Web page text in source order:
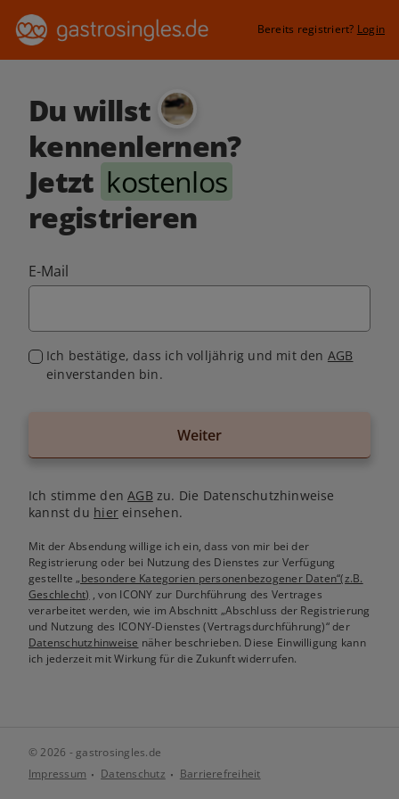
Bereits registriert? Login
Du willst
kennenlernen?
Jetzt kostenlos
registrieren
E-Mail
Ich bestätige, dass ich volljährig und mit den AGB
einverstanden bin.
Weiter
Ich stimme denAGB zu. Die Datenschutzhinweise
kannst du hiereinsehen.
Mit der Absendung willige ich ein, dass von mir bei der
Registrierung oder bei Nutzung des Dienstes zur Verfügung
gestellte„besondere Kategorien personenbezogener Daten“(z.B.
Geschlecht) , von ICONY zur Durchführung des Vertrages
verarbeitet werden, wie im Abschnitt „Abschluss der Registrierung
und Nutzung des ICONY-Dienstes (Vertragsdurchführung)“ der
Datenschutzhinweise näher beschrieben. Diese Einwilligung kann
ich jederzeit mit Wirkung für die Zukunft widerrufen.
© 2026 - gastrosingles.de
Impressum
Datenschutz Barrierefreiheit